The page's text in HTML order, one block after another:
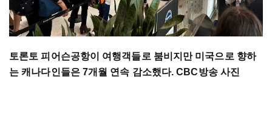
토론토 피어슨공항이 여행객들로 붐비지만 미국으로 향하
는 캐나다인들은 7개월 연속 감소했다. CBC방송 사진